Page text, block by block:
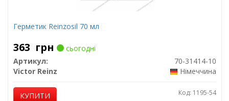
Герметик Reinzosil 70 мл
363 грн
сьогодні
Артикул:
70-31414-10
Victor Reinz
Німеччина
КУПИТИ Код: 1195-54